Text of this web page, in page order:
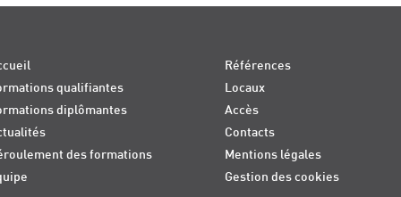
qualifiantes
diplômantes
des formations
Références
Locaux
Accès
Contacts
Mentions légales
Gestion des cookies